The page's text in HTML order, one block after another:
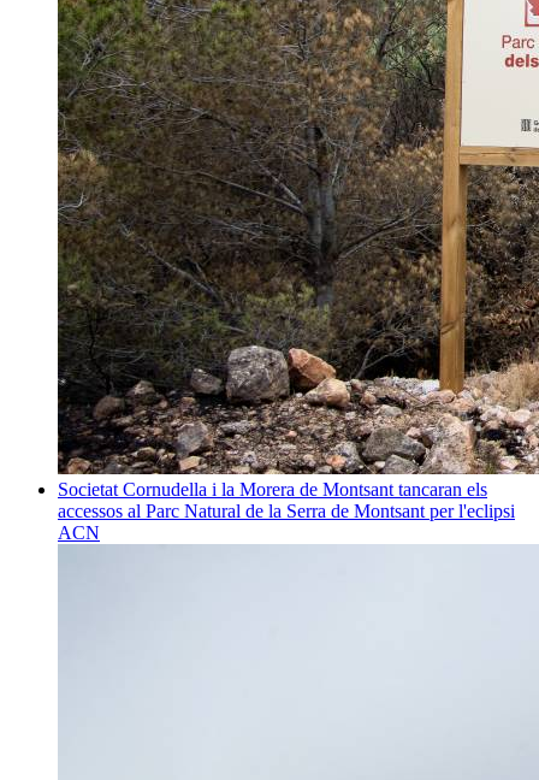
Societat Cornudella i la Morera de Montsant tancaran els
accessos al Parc Natural de la Serra de Montsant per l'eclipsi
ACN